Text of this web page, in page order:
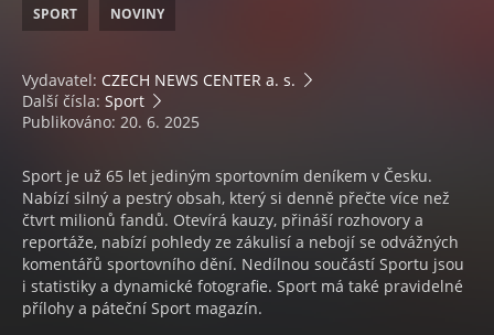
SPORT NOVINY
Vydavatel: CZECH NEWS CENTER a. s.
Další čísla: Sport
Publikováno: 20. 6. 2025
Sport je už 65 let jediným sportovním deníkem v Česku.
Nabízí silný a pestrý obsah, který si denně přečte více než
čtvrt milionů fandů. Otevírá kauzy, přináší rozhovory a
reportáže, nabízí pohledy ze zákulisí a nebojí se odvážných
komentářů sportovního dění. Nedílnou součástí Sportu jsou
i statistiky a dynamické fotografie. Sport má také pravidelné
přílohy a páteční Sport magazín.